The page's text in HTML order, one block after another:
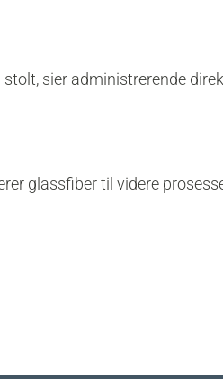
sier administrerende
glassfiber til videre